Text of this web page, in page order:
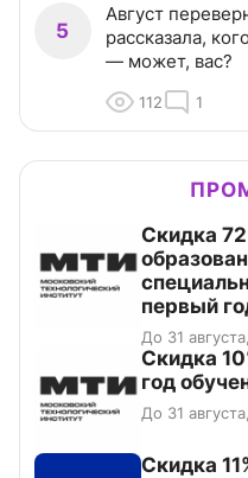
5
Август
рассказала,
— может, вас?
112 1
Скидка
первый
До 31
Скидка
год
До 31
Скидка